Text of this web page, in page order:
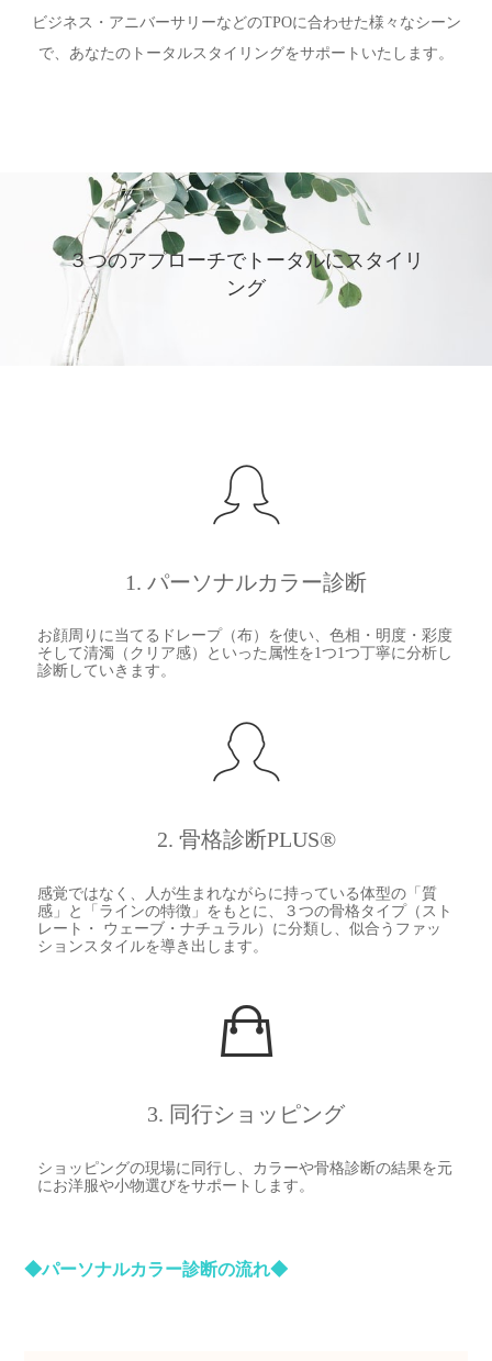
ビジネス・アニバーサリーなどのTPOに合わせた様々なシーン
で、あなたのトータルスタイリングをサポートいたします。
３つのアプローチでトータルにスタイリ
ング
1. パーソナルカラー診断
お顔周りに当てるドレープ（布）を使い、色相・明度・彩度
そして清濁（クリア感）といった属性を1つ1つ丁寧に分析し
診断していきます。
2. 骨格診断PLUS®︎
感覚ではなく、人が生まれながらに持っている体型の「質
感」と「ラインの特徴」をもとに、３つの骨格タイプ（ スト
レート・ ウェーブ・ナチュラル） に分類し、似合うファッ
ションスタイルを導き出します。
3. 同行ショッピング
ショッピングの現場に同行し、カラーや骨格診断の結果を元
にお洋服や小物選びをサポートします。
◆パーソナルカラー診断の流れ◆